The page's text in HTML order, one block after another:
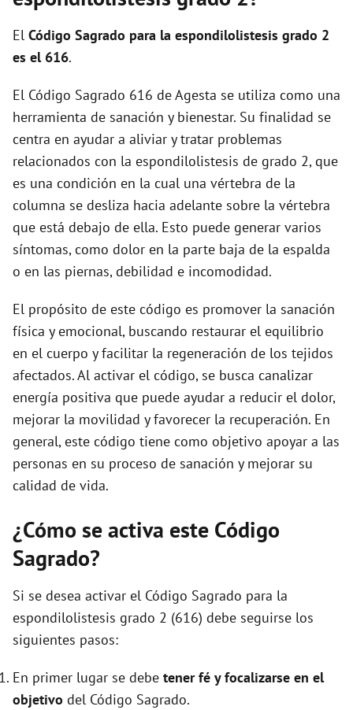
i
e
o
El Código Sagrado para la espondilolistesis grado 2
es el 616.
El Código Sagrado 616 de Agesta se utiliza como una
herramienta de sanación y bienestar. Su finalidad se
centra en ayudar a aliviar y tratar problemas
relacionados con la espondilolistesis de grado 2, que
es una condición en la cual una vértebra de la
columna se desliza hacia adelante sobre la vértebra
que está debajo de ella. Esto puede generar varios
síntomas, como dolor en la parte baja de la espalda
o en las piernas, debilidad e incomodidad.
El propósito de este código es promover la sanación
física y emocional, buscando restaurar el equilibrio
en el cuerpo y facilitar la regeneración de los tejidos
afectados. Al activar el código, se busca canalizar
energía positiva que puede ayudar a reducir el dolor,
mejorar la movilidad y favorecer la recuperación. En
general, este código tiene como objetivo apoyar a las
personas en su proceso de sanación y mejorar su
calidad de vida.
¿Cómo se activa este Código
Sagrado?
Si se desea activar el Código Sagrado para la
espondilolistesis grado 2 (616) debe seguirse los
siguientes pasos:
En primer lugar se debe tener fé y focalizarse en el
objetivo del Código Sagrado.